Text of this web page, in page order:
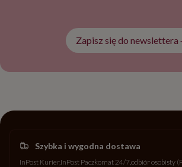
Zapisz się do newslettera
Szybka i wygodna dostawa
InPost Kurier InPost Paczkomat 24/7odbiór osobisty